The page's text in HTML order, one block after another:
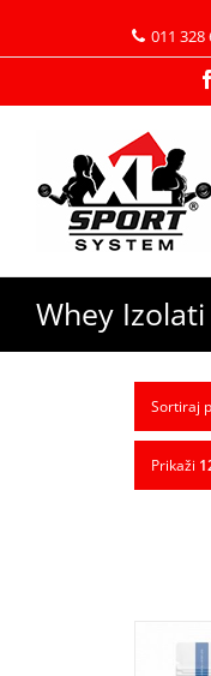
011 328
Whey Izolati
Sortiraj
Prikaži